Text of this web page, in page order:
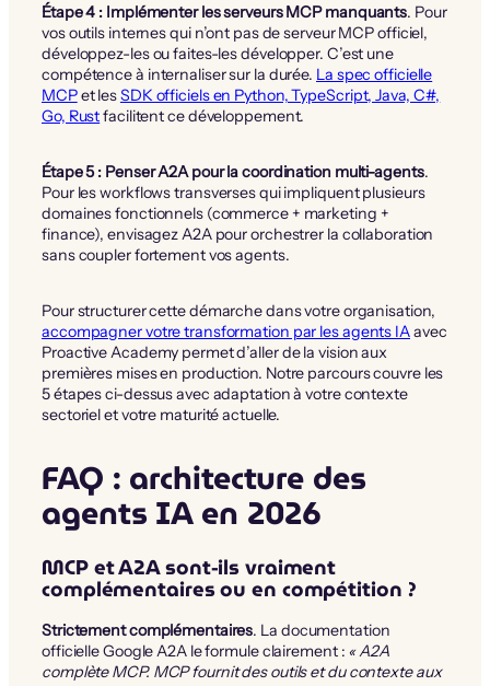
Étape 4 : Implémenter les serveurs MCP manquants. Pour
vos outils internes qui n’ont pas de serveur MCP officiel,
développez-les ou faites-les développer. C’est une
compétence à internaliser sur la durée. La spec officielle
MCPet lesSDK officiels en Python, TypeScript, Java, C#,
Go, Rustfacilitent ce développement.
Étape 5 : Penser A2A pour la coordination multi-agents.
Pour les workflows transverses qui impliquent plusieurs
domaines fonctionnels (commerce + marketing +
finance), envisagez A2A pour orchestrer la collaboration
sans coupler fortement vos agents.
Pour structurer cette démarche dans votre organisation,
accompagner votre transformation par les agents IAavec
Proactive Academy permet d’aller de la vision aux
premières mises en production. Notre parcours couvre les
5 étapes ci-dessus avec adaptation à votre contexte
sectoriel et votre maturité actuelle.
FAQ : architecture des
agents IA en 2026
MCP et A2A sont-ils vraiment
complémentaires ou en compétition ?
Strictement complémentaires. La documentation
officielle Google A2A le formule clairement : « A2A
complète MCP. MCP fournit des outils et du contexte aux